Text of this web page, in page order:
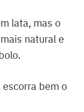
lata, mas o
natural e
bem o